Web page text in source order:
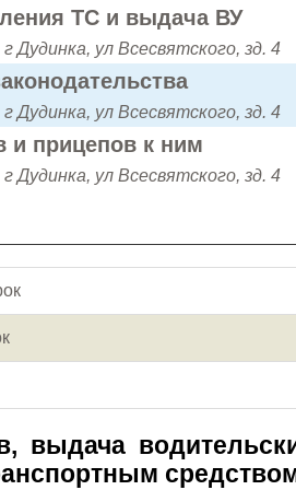
ТС и выдача ВУ
Дудинка, ул Всесвятского, зд. 4
Дудинка, ул Всесвятского, зд. 4
и прицепов к ним
Дудинка, ул Всесвятского, зд. 4
выдача